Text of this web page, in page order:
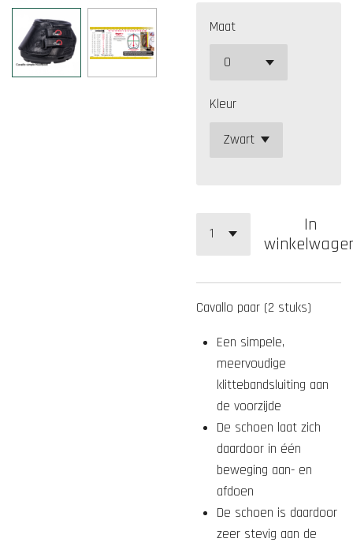
Maat
Kleur
In
Cavallo paar (2 stuks)
Een simpele,
meervoudige
klittebandsluiting aan
de voorzijde
De schoen laat zich
daardoor in één
beweging aan- en
afdoen
De schoen is daardoor
zeer stevig aan de